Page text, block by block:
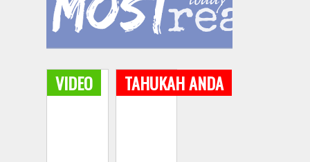
VIDEO TAHUKAH ANDA